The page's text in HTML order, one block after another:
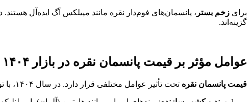
برای زخم بستر ، پانسمان‌های فوم‌دار نقره مانند مپیلکس آگ ایده‌آل هستند.
گزینه‌اند.
عوامل مؤثر بر قیمت پانسمان نقره در بازار ۱۴۰۴
قیمت پانسمان نقره تحت تأثیر عوامل مختلفی قرار دارد. در سال ۱۴۰۴، با توجه به نرخ ارز و واردات، میانگین قیمت‌ها افزایش ۱۵-۲۰% نسبت به سال قبل داشته است. عوامل کلیدی عبارتند از: